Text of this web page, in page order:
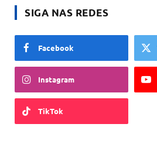
SIGA NAS REDES
Facebook
Instagram
TikTok